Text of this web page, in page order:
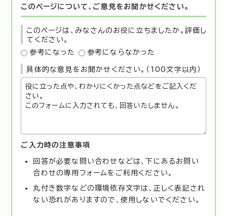
このページについて、ご意見をお聞かせください。
このページは、みなさんのお役に立ちましたか。評価し
てください。
参考になった
参考にならなかった
具体的な意見をお聞かせください。（100文字以内）
ご入力時の注意事項
回答が必要な問い合わせなどは、下にあるお問い
合わせの専用フォームをご利用ください。
丸付き数字などの環境依存文字は、正しく表記され
ない恐れがありますので、使用しないでください。